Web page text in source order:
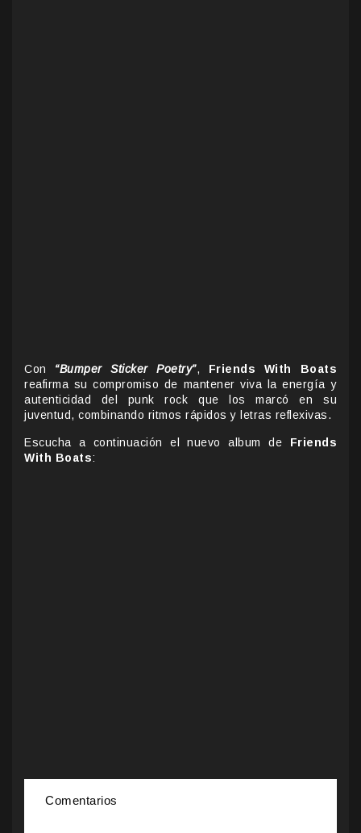
Con “Bumper Sticker Poetry”, Friends With Boats
reafirma su compromiso de mantener viva la energía y
autenticidad del punk rock que los marcó en su
juventud, combinando ritmos rápidos y letras reflexivas.
Escucha a continuación el nuevo album de Friends
With Boats:
Comentarios